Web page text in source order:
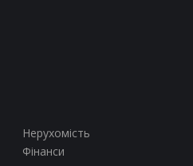
Нерухомість
Фінанси